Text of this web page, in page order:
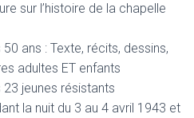
sur l’histoire de la chapelle
ans : Texte, récits, dessins,
adultes ET enfants
jeunes résistants
la nuit du 3 au 4 avril 1943 et